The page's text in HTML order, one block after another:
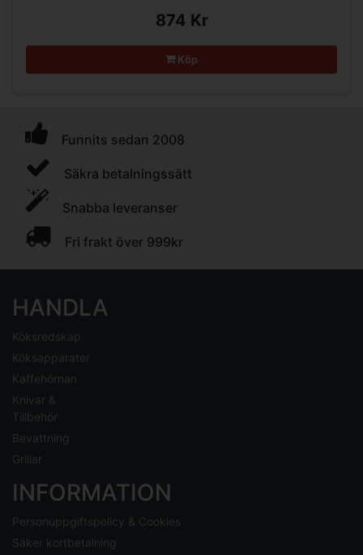
874 Kr
Köp
Funnits sedan 2008
Säkra betalningssätt
Snabba leveranser
Fri frakt över 999kr
HANDLA
Köksredskap
Köksapparater
Kaffehörnan
Knivar &
Tillbehör
Bevattning
Grillar
INFORMATION
Personuppgiftspolicy & Cookies
Säker kortbetalning